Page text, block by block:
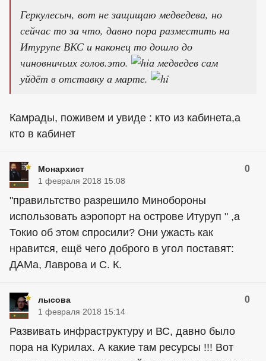
Геркулесыч, вот не защищаю медведева, но
сейчас то за что, давно пора разместить на
Итурупе ВКС и наконец то дошло до
чиновничьих голов.это.
а медведев сам
уйдёт в отставку а марте.
Камрады, поживем и увиде : кто из кабинета,а
кто в кабинет
Монархист 0
1 февраля 2018 15:08
"правильтство разрешило Минобороны
использовать аэропорт на острове Итуруп " ,а
Токио об этом спросили? Они ужасть как
нравится, ещё чего доброго в угол поставят:
ДАМа, Лаврова и С. К.
лысова 0
1 февраля 2018 15:14
Развивать инфраструктуру и ВС, давно было
пора на Курилах. А какие там ресурсы !!! Вот